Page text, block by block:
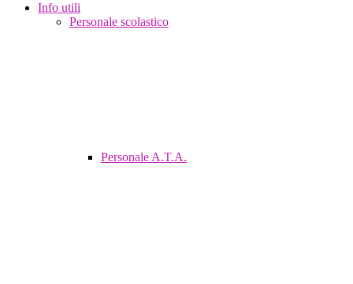
Info utili
Personale scolastico
Personale A.T.A.